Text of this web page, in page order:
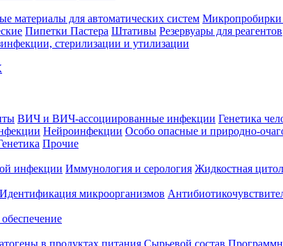
материалы для автоматических систем Микропробирки
Пипетки Пастера Штативы Резервуары для реагентов
стерилизации и утилизации
ВИЧ и ВИЧ-ассоциированные инфекции Генетика
Нейроинфекции Особо опасные и природно-
Прочие
инфекции Иммунология и серология Жидкостная
Идентификация микроорганизмов
в продуктах питания Сырьевой состав